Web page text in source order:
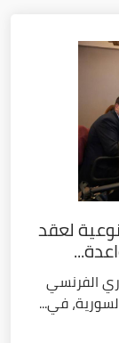
لعقد
الفرنسي
في...